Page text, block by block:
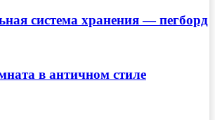
система хранения — пегборд
в античном стиле